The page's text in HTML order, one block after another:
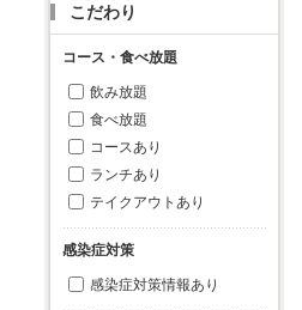
こだわり
コース・食べ放題
飲み放題
食べ放題
コースあり
ランチあり
テイクアウトあり
感染症対策
感染症対策情報あり